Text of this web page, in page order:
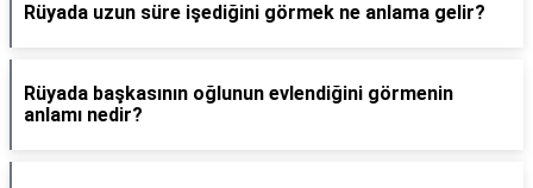
Rüyada uzun süre işediğini görmek ne anlama gelir?
Rüyada başkasının oğlunun evlendiğini görmenin
anlamı nedir?